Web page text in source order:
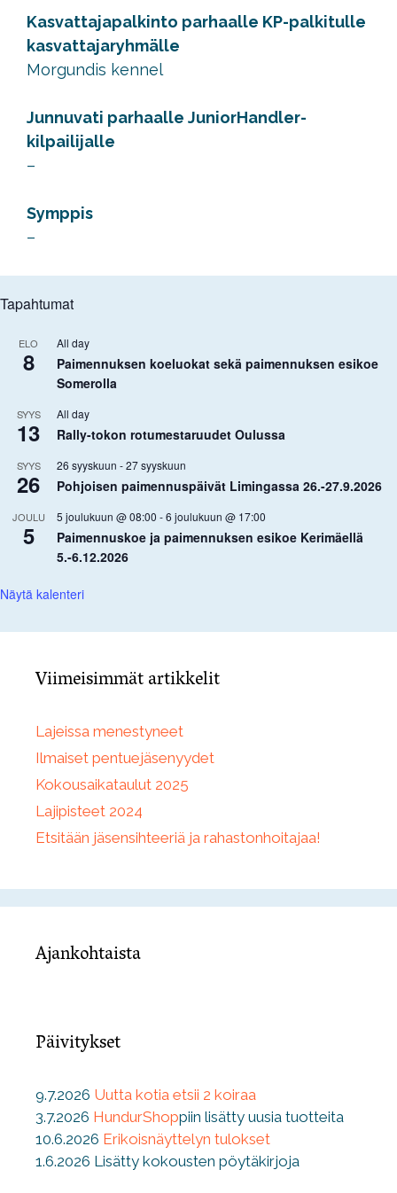
Kasvattajapalkinto parhaalle KP-palkitulle
kasvattajaryhmälle
Morgundis kennel
Junnuvati parhaalle JuniorHandler-
kilpailijalle
–
Symppis
–
Tapahtumat
ELO
8
All day
Paimennuksen koeluokat sekä paimennuksen esikoe
Somerolla
SYYS
13
All day
Rally-tokon rotumestaruudet Oulussa
SYYS
26
26 syyskuun -27 syyskuun
Pohjoisen paimennuspäivät Limingassa 26.-27.9.2026
JOULU
5
5 joulukuun @ 08:00 -6 joulukuun @ 17:00
Paimennuskoe ja paimennuksen esikoe Kerimäellä
5.-6.12.2026
Näytä kalenteri
Viimeisimmät artikkelit
Lajeissa menestyneet
Ilmaiset pentuejäsenyydet
Kokousaikataulut 2025
Lajipisteet 2024
Etsitään jäsensihteeriä ja rahastonhoitajaa!
Ajankohtaista
Päivitykset
9.7.2026 Uutta kotia etsii 2 koiraa
3.7.2026 HundurShoppiin lisätty uusia tuotteita
10.6.2026 Erikoisnäyttelyn tulokset
1.6.2026 Lisätty kokousten pöytäkirjoja